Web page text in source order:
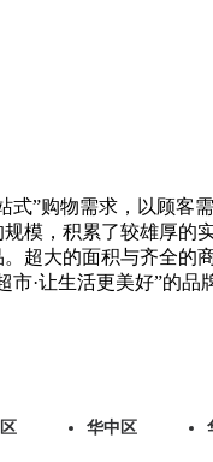
购物需求，以顾客
模，积累了较雄厚的
超大的面积与齐全的
·让生活更美好”的品
华中区